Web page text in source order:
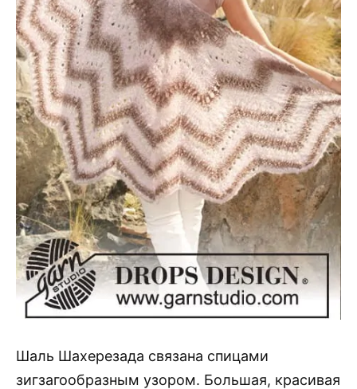
Шаль Шахерезада связана спицами
зигзагообразным узором. Большая, красивая